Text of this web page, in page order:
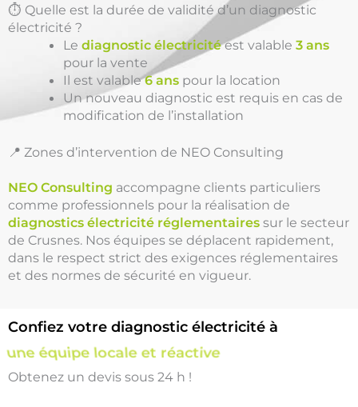
⏱️ Quelle est la durée de validité d’un diagnostic
électricité ?
Lediagnostic électricitéest valable3 ans
pour la vente
Il est valable6 ans pour la location
Un nouveau diagnostic est requis en cas de
modification de l’installation
📍 Zones d’intervention de NEO Consulting
NEO Consulting accompagne clients particuliers
comme professionnels pour la réalisation de
diagnostics électricité réglementaires sur le secteur
de Crusnes. Nos équipes se déplacent rapidement,
dans le respect strict des exigences réglementaires
et des normes de sécurité en vigueur.
Confiez votre diagnostic électricité à
une équipe locale et réactive
Obtenez un devis sous 24 h !